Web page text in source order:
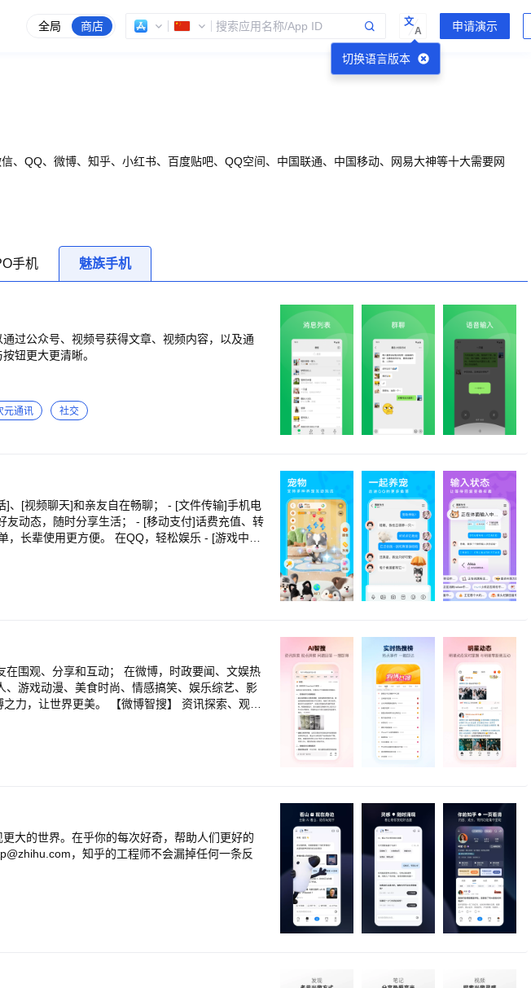
全局 商店
切换语言版本
文
A
、QQ、微博、知乎、小红书、百度贴吧、QQ空间、中国联通、中国移动、网易大神等十大需要网
手机 魅族手机
过公众号、视频号获得文章、视频内容，以及通
钮更大更清晰。
元通讯 社交
、[视频聊天]和亲友自在畅聊； - [文件传输]手机电
QQ，轻松娱乐 - [游戏中心]
务时间：8:00 - 23:00） *加入寻找丢失
围观、分享和互动； 在微博，时政要闻、文娱热
游戏动漫、美食时尚、情感搞笑、娱乐综艺、影
力，让世界更美。 【微博智搜】 资讯探索、观点
主动态 【微博短视频】 海量高清视频，新鲜内
己相同兴趣的网友，畅聊互动 【微博推荐】 热
己内心的感受，一段独白，几张图片又或是一段
、安全、福利等30+项特权。
大的世界。在乎你的每次好奇，帮助人们更好的